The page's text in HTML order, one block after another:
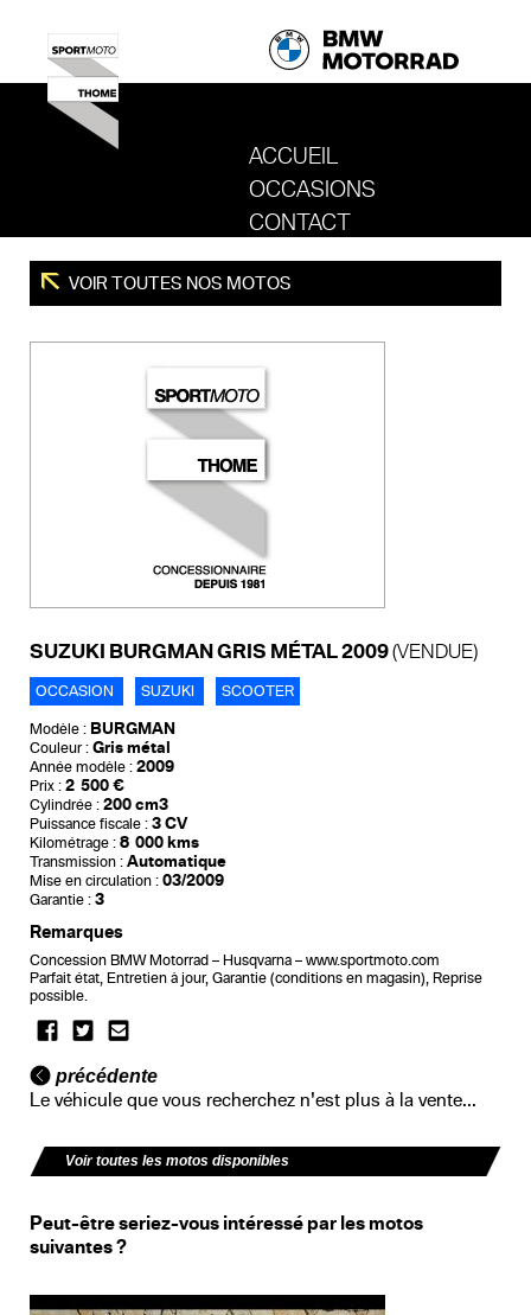
ACCUEIL
REVENIR AU SITE DE SPORT MOTO
OCCASIONS
CONTACT
VOIR TOUTES NOS MOTOS
SUZUKI BURGMAN GRIS MÉTAL 2009(VENDUE)
OCCASION SUZUKI SCOOTER
Modèle : BURGMAN
Couleur : Gris métal
Année modèle : 2009
Prix : 2 500 €
Cylindrée : 200 cm3
Puissance fiscale : 3 CV
Kilométrage : 8 000 kms
Transmission : Automatique
Mise en circulation : 03/2009
Garantie : 3
Remarques
Concession BMW Motorrad – Husqvarna – www.sportmoto.com
Parfait état, Entretien à jour, Garantie (conditions en magasin), Reprise
possible.
précédente
Le véhicule que vous recherchez n'est plus à la vente...
Voir toutes les motos disponibles
Peut-être seriez-vous intéressé par les motos
suivantes ?